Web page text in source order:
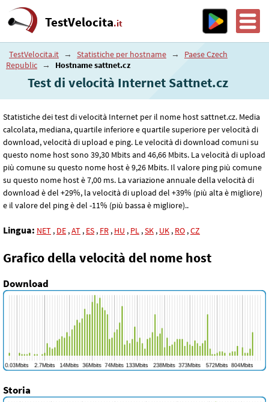
TestVelocita.it
TestVelocita.it → Statistiche per hostname →
Paese Czech
Republic → Hostname sattnet.cz
Test di velocità Internet Sattnet.cz
Statistiche dei test di velocità Internet per il nome host sattnet.cz. Media
calcolata, mediana, quartile inferiore e quartile superiore per velocità di
download, velocità di upload e ping. Le velocità di download comuni su
questo nome host sono 39,30 Mbits and 46,66 Mbits. La velocità di upload
più comune su questo nome host è 9,26 Mbits. Il valore ping più comune
su questo nome host è 7,00 ms. La variazione annuale della velocità di
download è del +29%, la velocità di upload del +39% (più alta è migliore)
e il valore del ping è del -11% (più bassa è migliore)..
Lingua: NET , DE ,AT , ES , FR , HU , PL ,SK , UK , RO ,CZ
Grafico della velocità del nome host
Download
Storia